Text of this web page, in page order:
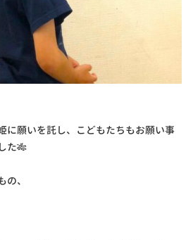
に願いを託し、こどもたちもお願い事
た🎋
、